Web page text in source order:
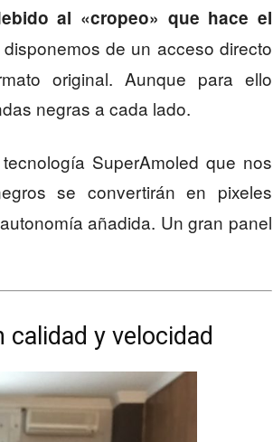
al «cropeo» que hace el
de un acceso directo
original. Aunque para ello
negras a cada lado.
SuperAmoled que nos
se convertirán en pixeles
añadida. Un gran panel
y velocidad